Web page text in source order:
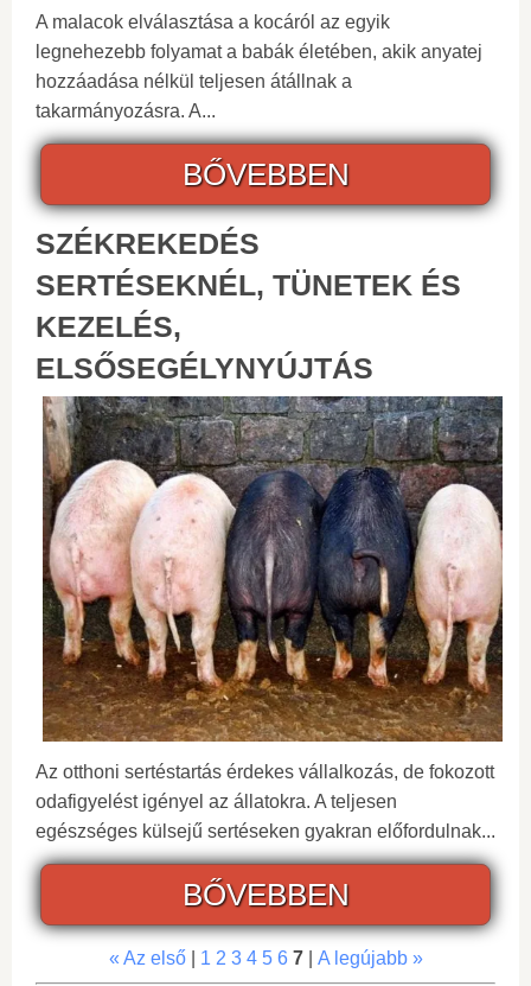
A malacok elválasztása a kocáról az egyik
legnehezebb folyamat a babák életében, akik anyatej
hozzáadása nélkül teljesen átállnak a
takarmányozásra. A...
BŐVEBBEN
SZÉKREKEDÉS
SERTÉSEKNÉL, TÜNETEK ÉS
KEZELÉS,
ELSŐSEGÉLYNYÚJTÁS
Az otthoni sertéstartás érdekes vállalkozás, de fokozott
odafigyelést igényel az állatokra. A teljesen
egészséges külsejű sertéseken gyakran előfordulnak...
BŐVEBBEN
« Az első| 1 2 3 4 5 6 7| A legújabb »